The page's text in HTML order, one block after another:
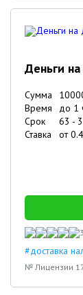
Деньги
Сумма
Время
до 1
Срок
63 -
Ставка
от
#доставка
№ Лицензии